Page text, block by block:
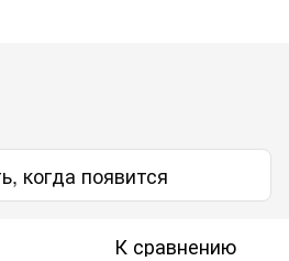
когда появится
К сравнению